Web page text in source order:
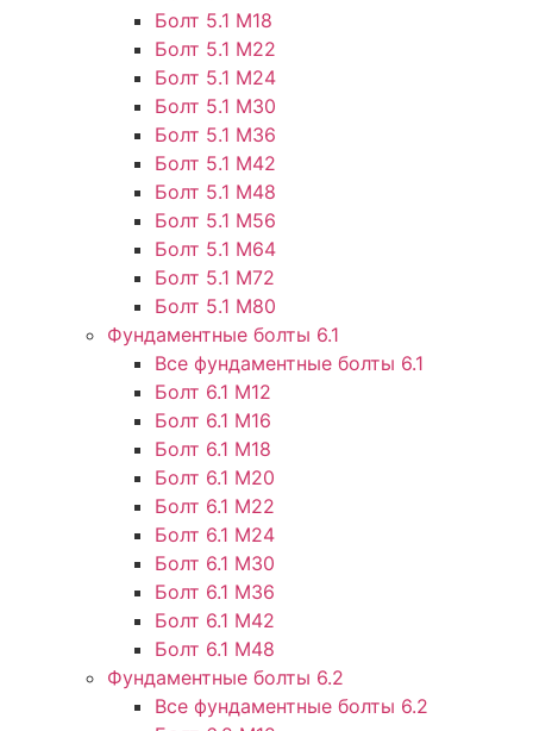
Болт 5.1 М18
Болт 5.1 М22
Болт 5.1 М24
Болт 5.1 М30
Болт 5.1 М36
Болт 5.1 М42
Болт 5.1 М48
Болт 5.1 М56
Болт 5.1 М64
Болт 5.1 М72
Болт 5.1 М80
Фундаментные болты 6.1
Все фундаментные болты 6.1
Болт 6.1 М12
Болт 6.1 М16
Болт 6.1 М18
Болт 6.1 М20
Болт 6.1 М22
Болт 6.1 М24
Болт 6.1 М30
Болт 6.1 М36
Болт 6.1 М42
Болт 6.1 М48
Фундаментные болты 6.2
Все фундаментные болты 6.2